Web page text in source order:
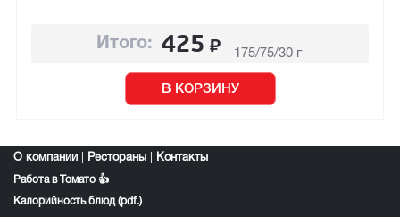
Итого: 425 ₽ 175/75/30 г
В КОРЗИНУ
О компании Рестораны Контакты
Работа в Томато 👍
Калорийность блюд (pdf.)